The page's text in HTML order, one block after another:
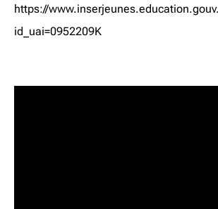
https://
id_uai=0952209K